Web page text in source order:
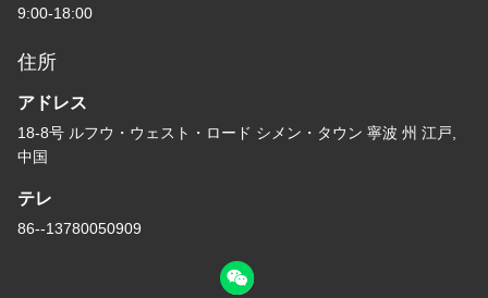
9:00-18:00
住所
アドレス
18-8号 ルフウ・ウェスト・ロード シメン・タウン 寧波 州 江戸,
中国
テレ
86--13780050909